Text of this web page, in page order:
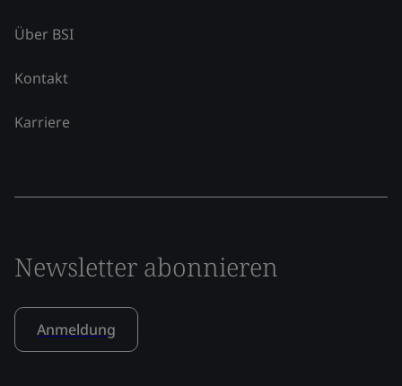
Über BSI
Kontakt
Karriere
Newsletter abonnieren
Anmeldung